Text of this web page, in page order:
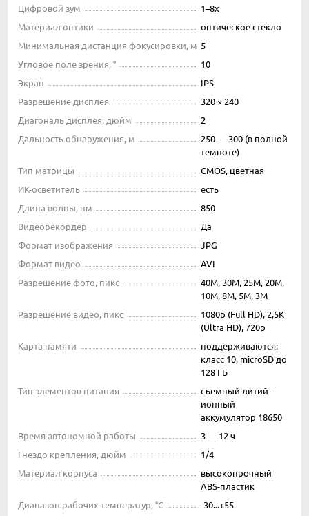
Цифровой зум
1–8x
Материал оптики
оптическое стекло
Минимальная дистанция фокусировки, м 5
Угловое поле зрения, °
10
Экран
IPS
Разрешение дисплея
320 × 240
Диагональ дисплея, дюйм
2
Дальность обнаружения, м
250 — 300 (в полной
темноте)
Тип матрицы
CMOS, цветная
ИК-осветитель
есть
Длина волны, нм
850
Видеорекордер
Да
Формат изображения
JPG
Формат видео
AVI
Разрешение фото, пикс
40M, 30M, 25M, 20M,
10M, 8M, 5M, 3M
Разрешение видео, пикс
1080p (Full HD), 2,5K
(Ultra HD), 720p
Карта памяти
поддерживаются:
класс 10, microSD до
128 ГБ
Тип элементов питания
съемный литий-
ионный
аккумулятор 18650
Время автономной работы
3 — 12 ч
Гнездо крепления, дюйм
1/4
Материал корпуса
высокопрочный
ABS-пластик
Диапазон рабочих температур, °С
-30...+55